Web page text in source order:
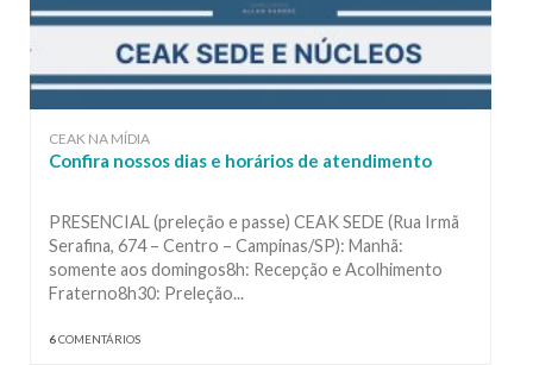
CEAK NA MÍDIA
Confira nossos dias e horários de atendimento
PRESENCIAL (preleção e passe) CEAK SEDE (Rua Irmã
Serafina, 674 – Centro – Campinas/SP): Manhã:
somente aos domingos8h: Recepção e Acolhimento
Fraterno8h30: Preleção...
6COMENTÁRIOS